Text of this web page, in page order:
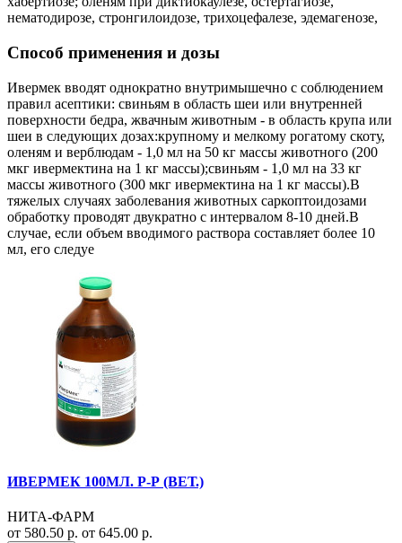
нематодирозе, стронгилоидозе, трихоцефалезе, эдемагенозе,
Способ применения и дозы
Ивермек вводят однократно внутримышечно с соблюдением
правил асептики: свиньям в область шеи или внутренней
поверхности бедра, жвачным животным - в область крупа или
шеи в следующих дозах:крупному и мелкому рогатому скоту,
оленям и верблюдам - 1,0 мл на 50 кг массы животного (200
мкг ивермектина на 1 кг массы);свиньям - 1,0 мл на 33 кг
массы животного (300 мкг ивермектина на 1 кг массы).В
тяжелых случаях заболевания животных саркоптоидозами
обработку проводят двукратно с интервалом 8-10 дней.В
случае, если объем вводимого раствора составляет более 10
мл, его следуе
ИВЕРМЕК 100МЛ. Р-Р (ВЕТ.)
НИТА-ФАРМ
от 580.50 р. от 645.00 р.